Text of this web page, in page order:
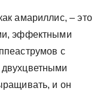
амариллис, – это
эффектными
с
и он